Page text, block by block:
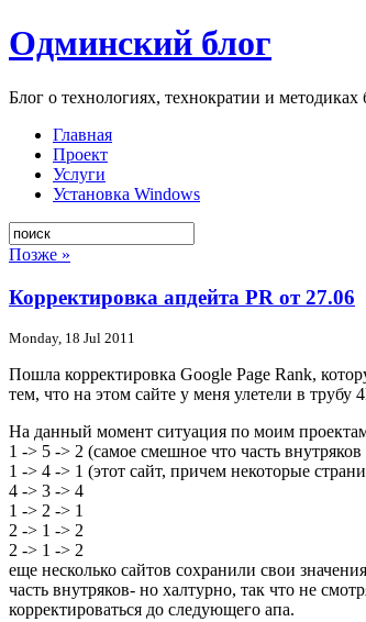
Одминский блог
Блог о технологиях, технократии и методиках
Главная
Проект
Услуги
Установка Windows
Позже »
Корректировка апдейта PR от 27.06
Monday, 18 Jul 2011
Пошла корректировка Google Page Rank,
тем, что на этом сайте у меня улетели в трубу
На данный момент ситуация по моим проектам
1 -> 5 -> 2 (самое смешное что часть
1 -> 4 -> 1 (этот сайт, причем некоторые
4 -> 3 -> 4
1 -> 2 -> 1
2 -> 1 -> 2
2 -> 1 -> 2
еще несколько сайтов сохранили свои
часть внутряков- но халтурно, так что не
корректироваться до следующего апа.